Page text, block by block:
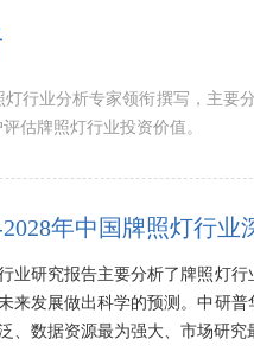
行业分析专家领衔撰写，主
估牌照灯行业投资价值。
2028年中国牌照灯行
业研究报告主要分析了牌照灯
来发展做出科学的预测。中研
、数据资源最为强大、市场研究